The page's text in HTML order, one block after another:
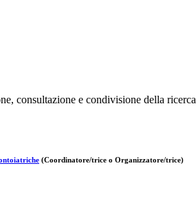
consultazione e condivisione della ricerca
(Coordinatore/trice o Organizzatore/trice)